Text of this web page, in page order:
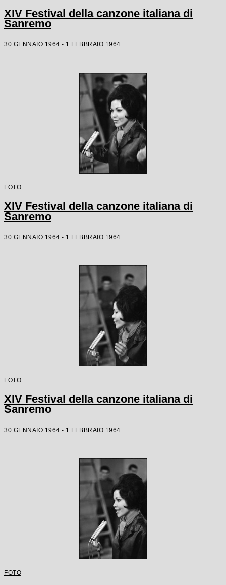
XIV Festival della canzone italiana di
Sanremo
30 GENNAIO 1964 - 1 FEBBRAIO 1964
FOTO
XIV Festival della canzone italiana di
Sanremo
30 GENNAIO 1964 - 1 FEBBRAIO 1964
FOTO
XIV Festival della canzone italiana di
Sanremo
30 GENNAIO 1964 - 1 FEBBRAIO 1964
FOTO